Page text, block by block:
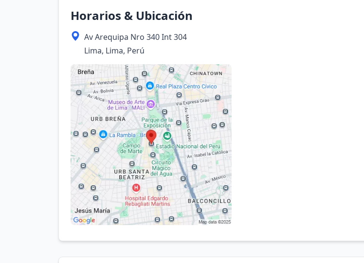
Horarios & Ubicación
Av Arequipa Nro 340 Int 304
Lima, Lima, Perú